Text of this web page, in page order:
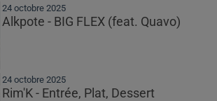
24 octobre 2025
Alkpote - BIG FLEX (feat. Quavo)
24 octobre 2025
Rim'K - Entrée, Plat, Dessert